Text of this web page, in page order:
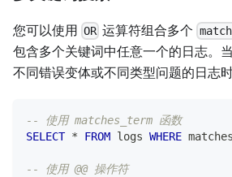
您可以使用 OR 运算符组合多个
包含多个关键词中任意一个的日志。
不同错误变体或不同类型问题的日志时
-- 使用 matches_term 函数
SELECT * FROM logs WHERE
-- 使用 @@ 操作符